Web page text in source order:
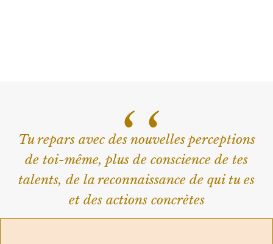
‘‘
Tu repars avec des nouvelles perceptions
de toi-même, plus de conscience de tes
talents, de la reconnaissance de qui tu es
et des actions concrètes